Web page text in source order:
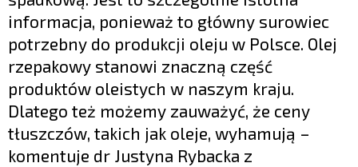
informacja, ponieważ to główny surowiec
potrzebny do produkcji oleju w Polsce. Olej
rzepakowy stanowi znaczną część
produktów oleistych w naszym kraju.
Dlatego też możemy zauważyć, że ceny
tłuszczów, takich jak oleje, wyhamują –
komentuje dr Justyna Rybacka z